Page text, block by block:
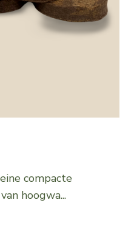
compacte
hoogwa...